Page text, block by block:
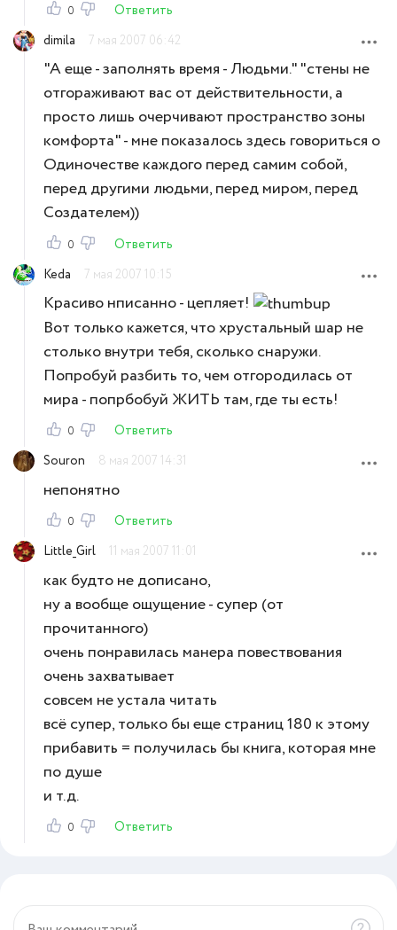
0
Ответить
dimila
7 мая 2007 06:42
"А еще - заполнять время - Людьми." "стены не
отгораживают вас от действительности, а
просто лишь очерчивают пространство зоны
комфорта" - мне показалось здесь говориться о
Одиночестве каждого перед самим собой,
перед другими людьми, перед миром, перед
Создателем))
0
Ответить
Keda
7 мая 2007 10:15
Красиво нписанно - цепляет!
Вот только кажется, что хрустальный шар не
столько внутри тебя, сколько снаружи.
Попробуй разбить то, чем отгородилась от
мира - попрбобуй ЖИТЬ там, где ты есть!
0
Ответить
Souron
8 мая 2007 14:31
непонятно
0
Ответить
Little_Girl
11 мая 2007 11:01
как будто не дописано,
ну а вообще ощущение - супер (от
прочитанного)
очень понравилась манера повествования
очень захватывает
совсем не устала читать
всё супер, только бы еще страниц 180 к этому
прибавить = получилась бы книга, которая мне
по душе
и т.д.
0 Ответить